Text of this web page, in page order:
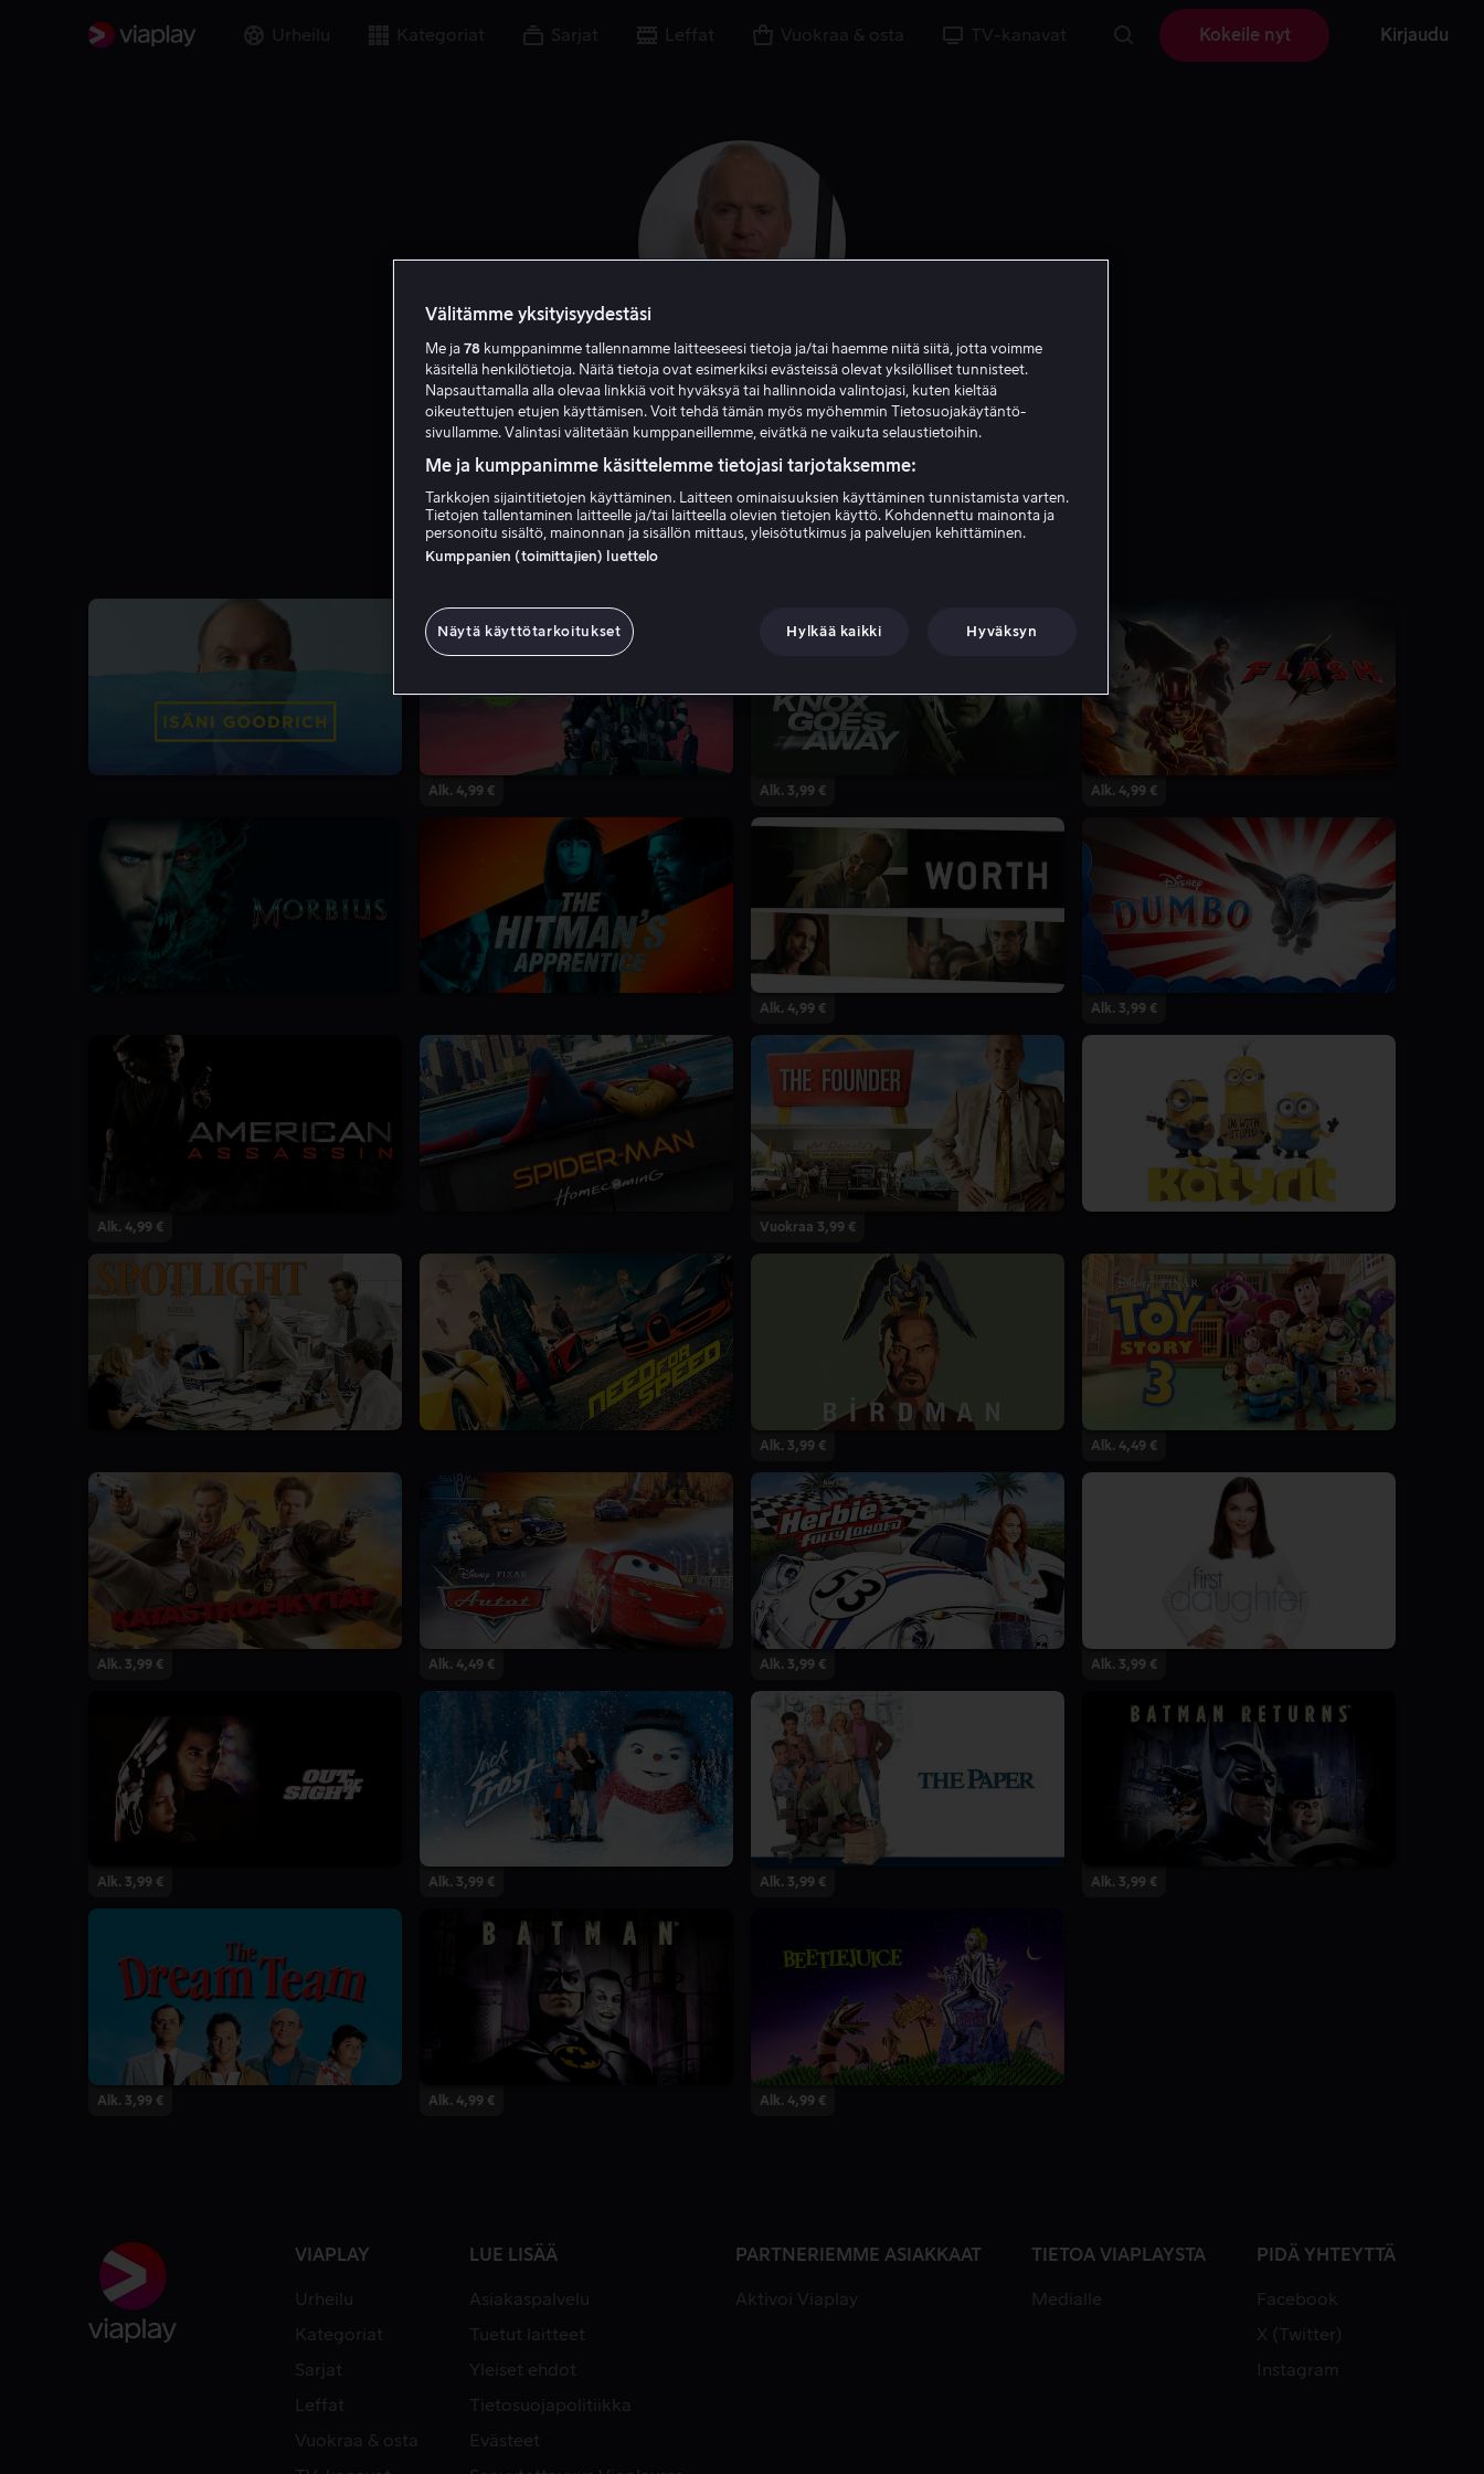
Urheilu Kategoriat Sarjat Leffat Vuokraa & osta TV-kanavat Kokeile nyt Kirjaudu
Michael Keaton
Alk. 4,99 € Alk. 3,99 € Alk. 4,99 €
Alk. 4,99 € Alk. 3,99 €
Alk. 4,99 € Vuokraa 3,99 €
Alk. 3,99 € Alk. 4,49 €
Alk. 3,99 € Alk. 4,49 € Alk. 3,99 € Alk. 3,99 €
Alk. 3,99 € Alk. 3,99 € Alk. 3,99 € Alk. 3,99 €
Alk. 3,99 € Alk. 4,99 € Alk. 4,99 €
VIAPLAY
Urheilu
Kategoriat
Sarjat
Leffat
Vuokraa & osta
LUE LISÄÄ
Asiakaspalvelu
Tuetut laitteet
Yleiset ehdot
Tietosuojapolitiikka
Evästeet
PARTNERIEMME ASIAKKAAT
Aktivoi Viaplay
TIETOA VIAPLAYSTA
Medialle
PIDÄ YHTEYTTÄ
Facebook
X (Twitter)
Instagram
Välitämme yksityisyydestäsi
Me ja 78 kumppanimme tallennamme laitteeseesi tietoja ja/tai haemme niitä siitä, jotta voimme
käsitellä henkilötietoja. Näitä tietoja ovat esimerkiksi evästeissä olevat yksilölliset tunnisteet.
Napsauttamalla alla olevaa linkkiä voit hyväksyä tai hallinnoida valintojasi, kuten kieltää
oikeutettujen etujen käyttämisen. Voit tehdä tämän myös myöhemmin Tietosuojakäytäntö-
sivullamme. Valintasi välitetään kumppaneillemme, eivätkä ne vaikuta selaustietoihin.
Me ja kumppanimme käsittelemme tietojasi tarjotaksemme:
Tarkkojen sijaintitietojen käyttäminen. Laitteen ominaisuuksien käyttäminen tunnistamista varten.
Tietojen tallentaminen laitteelle ja/tai laitteella olevien tietojen käyttö. Kohdennettu mainonta ja
personoitu sisältö, mainonnan ja sisällön mittaus, yleisötutkimus ja palvelujen kehittäminen.
Kumppanien (toimittajien) luettelo
Näytä käyttötarkoitukset Hylkää kaikki Hyväksyn